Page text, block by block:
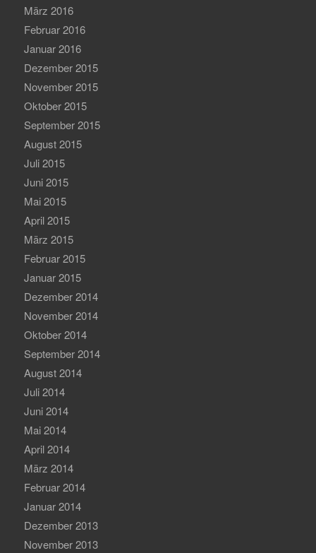
März 2016
Februar 2016
Januar 2016
Dezember 2015
November 2015
Oktober 2015
September 2015
August 2015
Juli 2015
Juni 2015
Mai 2015
April 2015
März 2015
Februar 2015
Januar 2015
Dezember 2014
November 2014
Oktober 2014
September 2014
August 2014
Juli 2014
Juni 2014
Mai 2014
April 2014
März 2014
Februar 2014
Januar 2014
Dezember 2013
November 2013